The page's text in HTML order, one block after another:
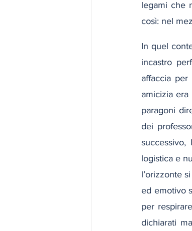
legami che
così: nel
In quel
incastro
affaccia
amicizia era
paragoni
dei
logistica e
l’orizzonte
ed emotivo
per
dichiarati